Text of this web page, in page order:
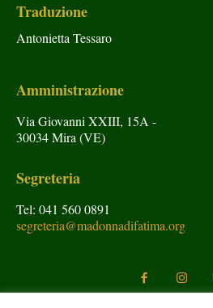
Traduzione
Antonietta Tessaro
Amministrazione
Via Giovanni XXIII, 15A -
30034 Mira (VE)
Segreteria
Tel: 041 560 0891
segreteria@madonnadifatima.org